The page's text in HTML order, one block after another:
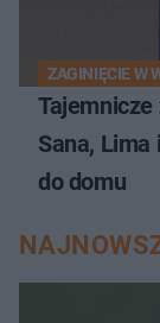
ZAGINIĘCIE W
Sana, Lima
do domu